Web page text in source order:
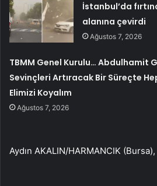
İstanbul’da
alanına çevirdi
Ağustos 7, 2026
TBMM Genel Kurulu… Abdulhamit
Sevinçleri Artıracak Bir Süreçte
Elimizi Koyalım
Ağustos 7, 2026
Aydın AKALIN/HARMANCIK (Bursa),